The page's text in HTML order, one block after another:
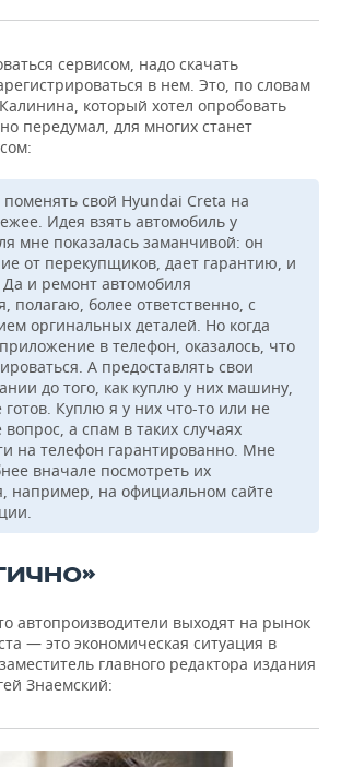
сервисом, надо скачать
в нем. Это, по словам
который хотел опробовать
передумал, для многих станет
свой Hyundai Creta на
Идея взять автомобиль у
мне показалась заманчивой: он
от перекупщиков, дает гарантию, и
и ремонт автомобиля
полагаю, более ответственно, с
оргинальных деталей. Но когда
в телефон, оказалось, что
А предоставлять свои
до того, как куплю у них машину,
готов. Куплю я у них что-то или не
а спам в таких случаях
на телефон гарантированно. Мне
вначале посмотреть их
например, на официальном сайте
автопроизводители выходят на рынок
— это экономическая ситуация в
главного редактора издания
Знаемский: